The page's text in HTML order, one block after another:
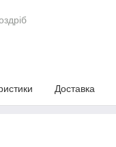
Доставка